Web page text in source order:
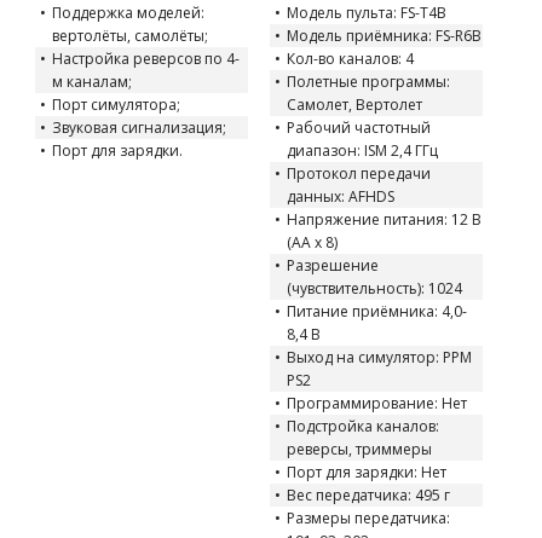
Поддержка моделей:
вертолёты, самолёты;
Настройка реверсов по 4-
м каналам;
Порт симулятора;
Звуковая сигнализация;
Порт для зарядки.
Модель пульта: FS-T4B
Модель приёмника: FS-R6B
Кол-во каналов: 4
Полетные программы:
Самолет, Вертолет
Рабочий частотный
диапазон: ISM 2,4 ГГц
Протокол передачи
данных: AFHDS
Напряжение питания: 12 В
(АА х 8)
Разрешение
(чувствительность): 1024
Питание приёмника: 4,0-
8,4 В
Выход на симулятор: PPM
PS2
Программирование: Нет
Подстройка каналов:
реверсы, триммеры
Порт для зарядки: Нет
Вес передатчика: 495 г
Размеры передатчика: